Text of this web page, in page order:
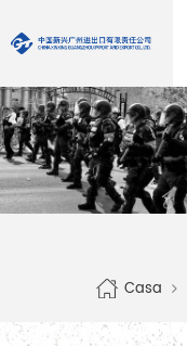
Casa